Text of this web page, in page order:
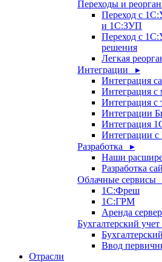
Переходы и
Переход с
и 1С:ЗУП
Переход с
решения
Легкая
Интеграции ▸
Интеграция
Интеграция с
Интеграция с
Интеграции
Интеграция
Интеграции
Разработка ▸
Наши
Разработка
Облачные сервисы
1С:Фреш
1С:ГРМ
Аренда
Бухгалтерский
Ввод
Отрасли